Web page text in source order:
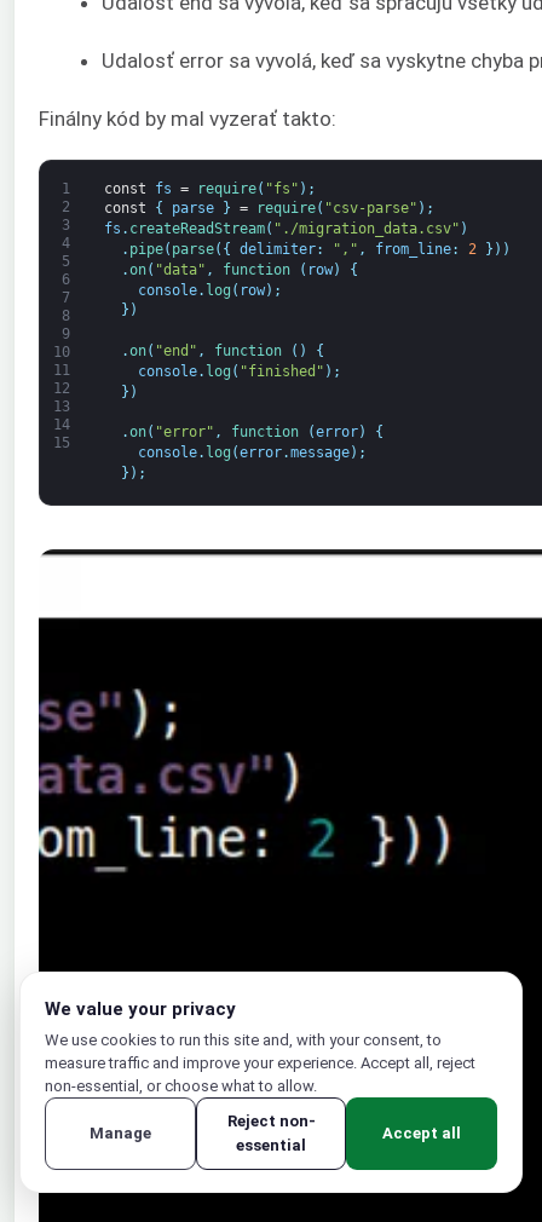
Udalosť error sa vyvolá, keď sa vyskytne chyba
Finálny kód by mal vyzerať takto:
1
2
3
4
5
6
7
8
9
10
11
12
13
14
15
const fs = require( "fs" ) ;
const
{ parse } = require( "csv-parse" ) ;
fs . createReadStream( "./migration_data.csv" )
. pipe( parse( { delimiter: "," , from_line: 2 } ) )
.on( "data" , function ( row)
{
console. log ( row) ;
} )
.on( "end" , function ( )
{
console. log ( "finished" ) ;
} )
.on( "error" , function (error)
{
console. log (error.message) ;
} ) ;
We value your privacy
We use cookies to run this site and, with your consent, to
measure traffic and improve your experience. Accept all, reject
non-essential, or choose what to allow.
Manage
Reject non-
essential
Accept all